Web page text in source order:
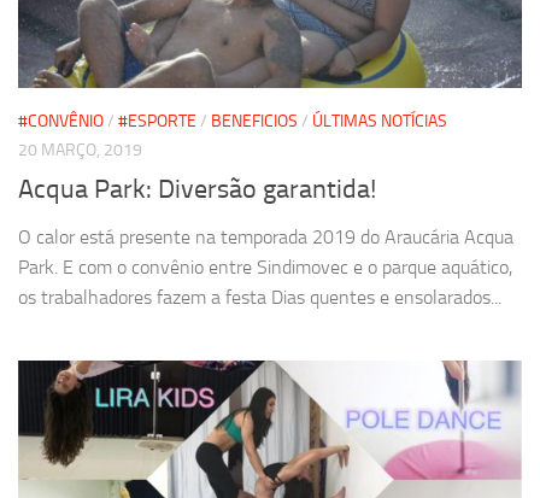
#CONVÊNIO/ #ESPORTE / BENEFICIOS / ÚLTIMAS NOTÍCIAS
20 MARÇO, 2019
Acqua Park: Diversão garantida!
O calor está presente na temporada 2019 do Araucária Acqua
Park. E com o convênio entre Sindimovec e o parque aquático,
os trabalhadores fazem a festa Dias quentes e ensolarados...